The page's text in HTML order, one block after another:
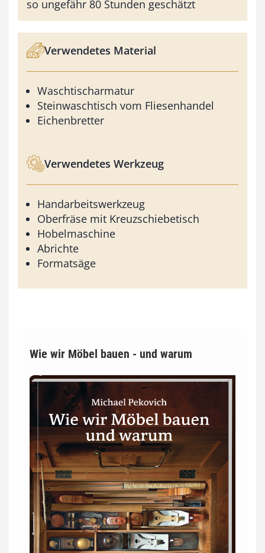
so ungefähr 80 Stunden geschätzt
Verwendetes Material
Waschtischarmatur
Steinwaschtisch vom Fliesenhandel
Eichenbretter
Verwendetes Werkzeug
Handarbeitswerkzeug
Oberfräse mit Kreuzschiebetisch
Hobelmaschine
Abrichte
Formatsäge
Wie wir Möbel bauen - und warum